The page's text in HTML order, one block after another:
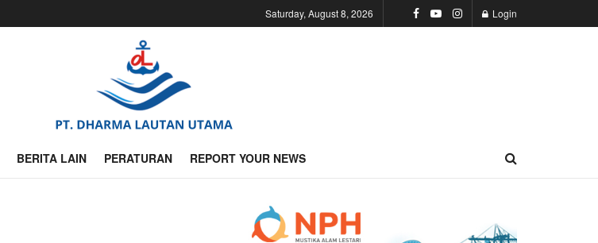
Saturday, August 8, 2026 Login
BERITA LAIN PERATURAN REPORT YOUR NEWS